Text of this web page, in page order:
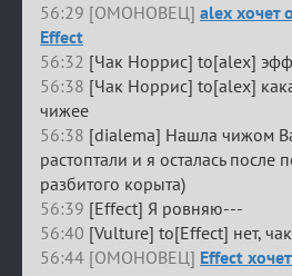
56:29 [ОМОНОВЕЦ] alex хочет
Effect
56:32 [Чак Норрис] to[alex]
56:38 [Чак Норрис] to[alex]
чижее
56:38 [dialema] Нашла чижом
растоптали и я осталась после
разбитого корыта)
56:39 [Effect] Я ровняю---
56:40 [Vulture] to[Effect] нет,
56:44 [ОМОНОВЕЦ] Effect